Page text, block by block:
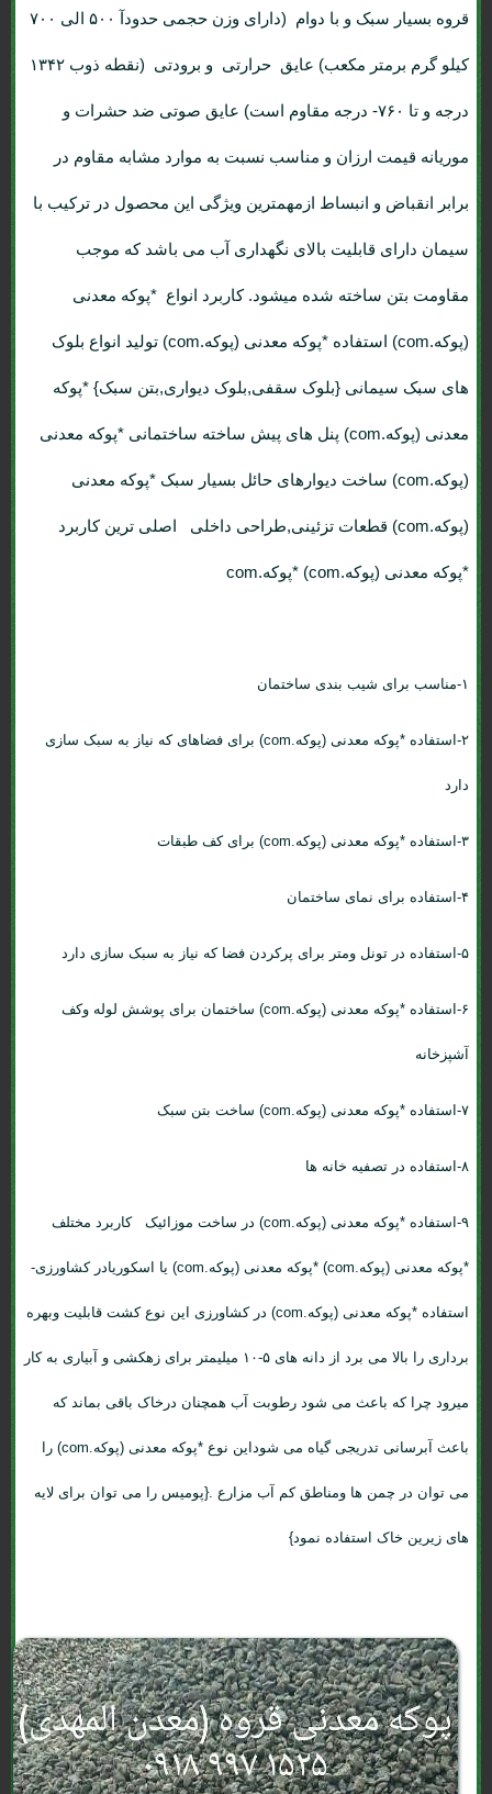
قروه بسیار سبک و با دوام (دارای وزن حجمی حدودآ ۵۰۰ الی ۷۰۰
کیلو گرم برمتر مکعب) عایق حرارتی و برودتی (نقطه ذوب ۱۳۴۲
درجه و تا ۷۶۰- درجه مقاوم است) عایق صوتی ضد حشرات و
موریانه قیمت ارزان و مناسب نسبت به موارد مشابه مقاوم در
برابر انقباض و انبساط ازمهمترین ویژگی این محصول در ترکیب با
سیمان دارای قابلیت بالای نگهداری آب می باشد که موجب
مقاومت بتن ساخته شده میشود. کاربرد انواع *پوکه معدنی
(پوکه.com) استفاده *پوکه معدنی (پوکه.com) تولید انواع بلوک
های سبک سیمانی {بلوک سقفی,بلوک دیواری,بتن سبک} *پوکه
معدنی (پوکه.com) پنل های پیش ساخته ساختمانی *پوکه معدنی
(پوکه.com) ساخت دیوارهای حائل بسیار سبک *پوکه معدنی
(پوکه.com) قطعات تزئینی,طراحی داخلی اصلی ترین کاربرد
*پوکه معدنی (پوکه.com) *پوکه.com
۱-مناسب برای شیب بندی ساختمان
۲-استفاده *پوکه معدنی (پوکه.com) برای فضاهای که نیاز به سبک سازی
دارد
۳-استفاده *پوکه معدنی (پوکه.com) برای کف طبقات
۴-استفاده برای نمای ساختمان
۵-استفاده در تونل ومتر برای پرکردن فضا که نیاز به سبک سازی دارد
۶-استفاده *پوکه معدنی (پوکه.com) ساختمان برای پوشش لوله وکف
آشپزخانه
۷-استفاده *پوکه معدنی (پوکه.com) ساخت بتن سبک
۸-استفاده در تصفیه خانه ها
۹-استفاده *پوکه معدنی (پوکه.com) در ساخت موزائیک کاربرد مختلف
*پوکه معدنی (پوکه.com) *پوکه معدنی (پوکه.com) یا اسکوریادر کشاورزی-
استفاده *پوکه معدنی (پوکه.com) در کشاورزی این نوع کشت قابلیت وبهره
برداری را بالا می برد از دانه های ۵-۱۰ میلیمتر برای زهکشی و آبیاری به کار
میرود چرا که باعث می شود رطوبت آب همچنان درخاک باقی بماند که
باعث آبرسانی تدریجی گیاه می شوداین نوع *پوکه معدنی (پوکه.com) را
می توان در چمن ها ومناطق کم آب مزارع .{پومیس را می توان برای لایه
های زیرین خاک استفاده نمود}